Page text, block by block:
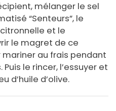
mélanger le sel
“Senteurs”, le
et le
le magret de ce
au frais pendant
Puis le rincer, l’essuyer et
d’huile d’olive.